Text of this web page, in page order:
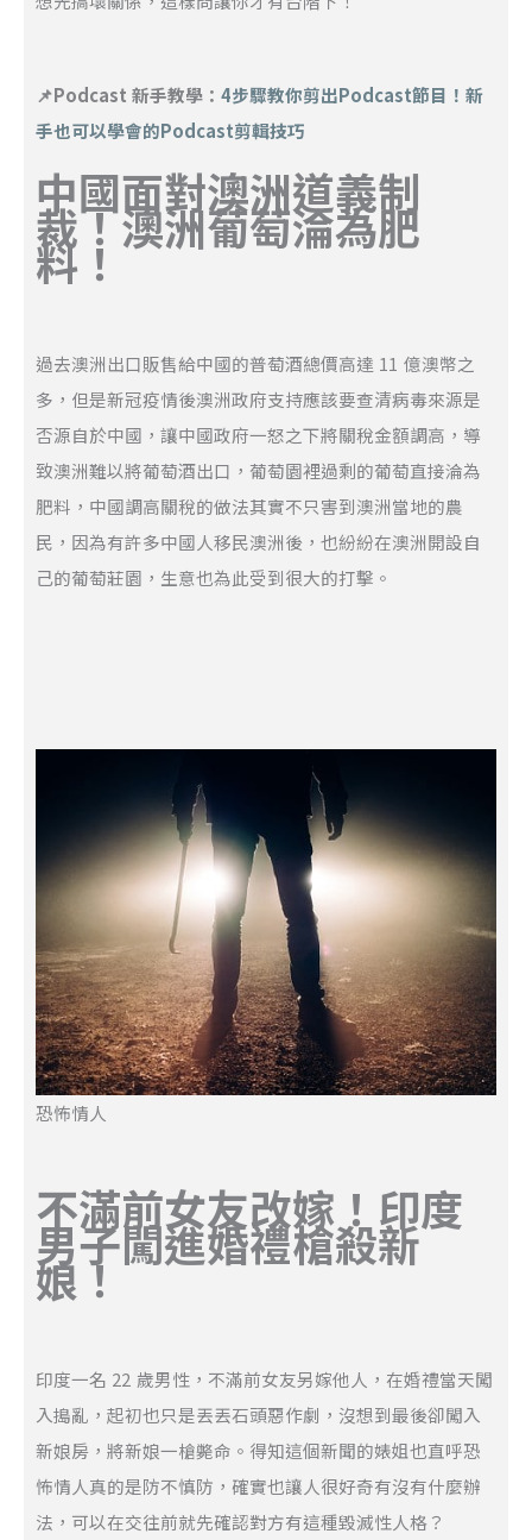
📌Podcast 新手教學：4步驟教你剪出Podcast節目！新
手也可以學會的Podcast剪輯技巧
中國面對澳洲道義制
裁！澳洲葡萄淪為肥
料！
過去澳洲出口販售給中國的普萄酒總價高達 11 億澳幣之
多，但是新冠疫情後澳洲政府支持應該要查清病毒來源是
否源自於中國，讓中國政府一怒之下將關稅金額調高，導
致澳洲難以將葡萄酒出口，葡萄園裡過剩的葡萄直接淪為
肥料，中國調高關稅的做法其實不只害到澳洲當地的農
民，因為有許多中國人移民澳洲後，也紛紛在澳洲開設自
己的葡萄莊園，生意也為此受到很大的打擊。
恐怖情人
不滿前女友改嫁！印度
男子闖進婚禮槍殺新
娘！
印度一名 22 歲男性，不滿前女友另嫁他人，在婚禮當天闖
入搗亂，起初也只是丟丟石頭惡作劇，沒想到最後卻闖入
新娘房，將新娘一槍斃命。得知這個新聞的婊姐也直呼恐
怖情人真的是防不慎防，確實也讓人很好奇有沒有什麼辦
法，可以在交往前就先確認對方有這種毀滅性人格？